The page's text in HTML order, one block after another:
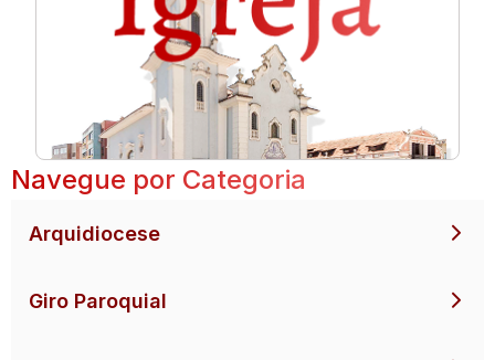
Navegue por Categoria
Arquidiocese
Giro Paroquial